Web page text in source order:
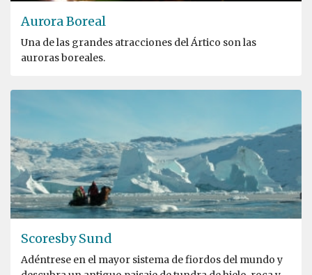
Aurora Boreal
Una de las grandes atracciones del Ártico son las
auroras boreales.
Scoresby Sund
Adéntrese en el mayor sistema de fiordos del mundo y